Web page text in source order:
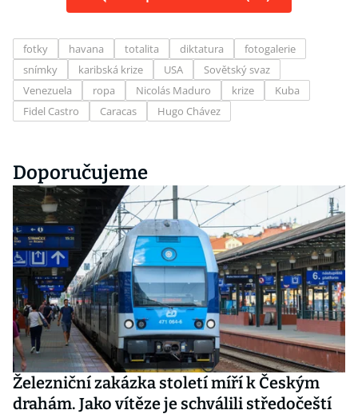
fotky havana totalita diktatura
fotogalerie
snímky
karibská krize USA
Sovětský svaz
Venezuela
ropa Nicolás Maduro krize
Kuba
Fidel Castro
Caracas Hugo Chávez
Doporučujeme
Železniční zakázka století míří k Českým
drahám. Jako vítěze je schválili středočeští